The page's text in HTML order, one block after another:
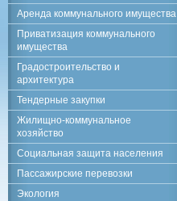
Аренда коммунального имущества
Приватизация коммунального
имущества
Градостроительство и
архитектура
Тендерные закупки
Жилищно-коммунальное
хозяйство
Социальная защита населения
Пассажирские перевозки
Экология